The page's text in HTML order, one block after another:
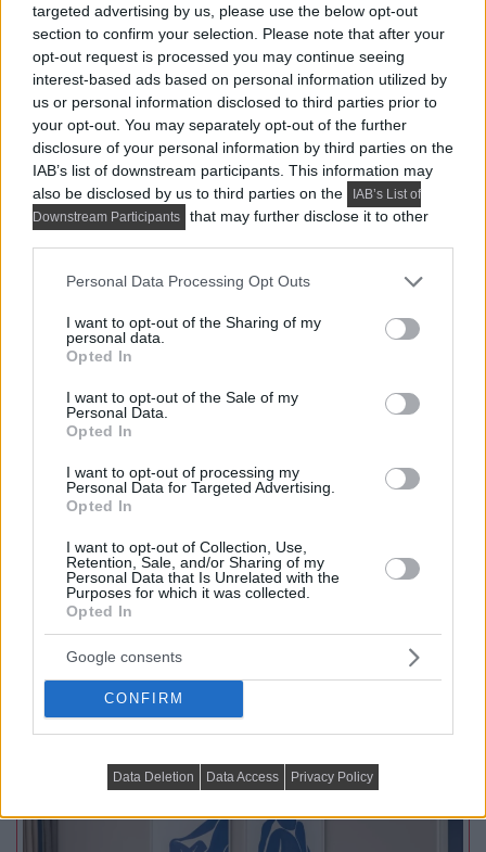
targeted advertising by us, please use the below opt-out
section to confirm your selection. Please note that after your
opt-out request is processed you may continue seeing
interest-based ads based on personal information utilized by
us or personal information disclosed to third parties prior to
your opt-out. You may separately opt-out of the further
disclosure of your personal information by third parties on the
IAB’s list of downstream participants. This information may
also be disclosed by us to third parties on the
IAB’s List of
Downstream Participants
that may further disclose it to other
Please note that this website/app uses one or more Google
not limited to your visit or usage behaviour. You may click to
grant or deny consent to Google and its third-party tags to
use your data for below specified purposes in below Google
consent section.
Personal Data Processing Opt Outs
I want to opt-out of the Sharing of my
personal data.
Opted In
I want to opt-out of the Sale of my
Personal Data.
Opted In
I want to opt-out of processing my
Personal Data for Targeted Advertising.
Opted In
I want to opt-out of Collection, Use,
Retention, Sale, and/or Sharing of my
Personal Data that Is Unrelated with the
Purposes for which it was collected.
Opted In
Google consents
CONFIRM
Data Deletion Data Access Privacy Policy
A 74 m²-es, háromszobás lakást egy hölgy
megbízásából rendezte be a tervező, a tulajdonos
tizenéves...
HÁZAK, ENTERIŐRÖK - INSPIRÁCIÓ KÉPEKBEN
alakítani: így oldották meg 73 m²-en
Egy 73 m²-es lakásban három különálló hálószobát,
nappalit, kompakt konyhát, két gardróbot, mosókonyhát
és két...
TOVÁBBIAK BETÖLTÉSE
Praktikus lakberendezési ötletek